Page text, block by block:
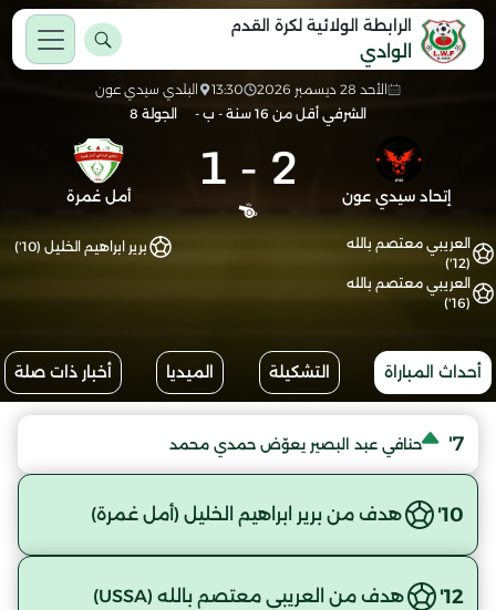
الرابطة الولائية لكرة القدم
الوادي
الأحد 28 ديسمبر 2026 13:30
البلدي سيدي عون
الشرفي أقل من 16 سنة - ب -
الجولة 8
إتحاد سيدي عون 2
-
1 أمل غمرة
العريبي معتصم بالله
(12')
العريبي معتصم بالله
(16')
برير ابراهيم الخليل (10')
أحداث المباراة التشكيلة الميديا أخبار ذات صلة
7' حنافي عبد البصير يعوّض حمدي محمد
10' هدف من برير ابراهيم الخليل (أمل غمرة)
12' هدف من العريبي معتصم بالله (USSA)